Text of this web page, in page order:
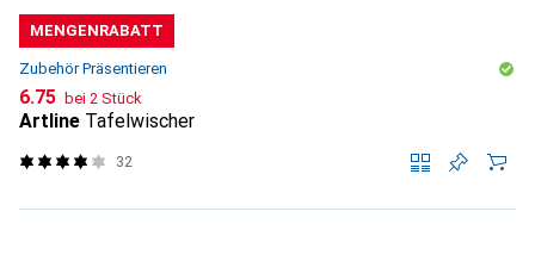
MENGENRABATT
Zubehör Präsentieren
CHF
6.75 bei 2 Stück
Artline Tafelwischer
32